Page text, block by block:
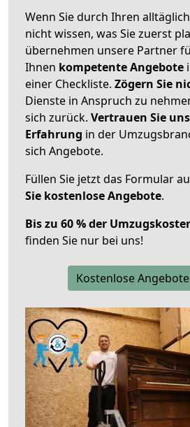
Wenn Sie durch Ihren
nicht wissen, was Sie zuerst
übernehmen unsere Partner
Ihnen kompetente Angebote
einer Checkliste. Zögern Sie
Dienste in Anspruch zu
sich zurück. Vertrauen Sie
Erfahrung in der
sich Angebote.
Füllen Sie jetzt das Formular
Sie kostenlose Angebote.
Bis zu 60 % der
finden Sie nur bei uns!
Kostenlose